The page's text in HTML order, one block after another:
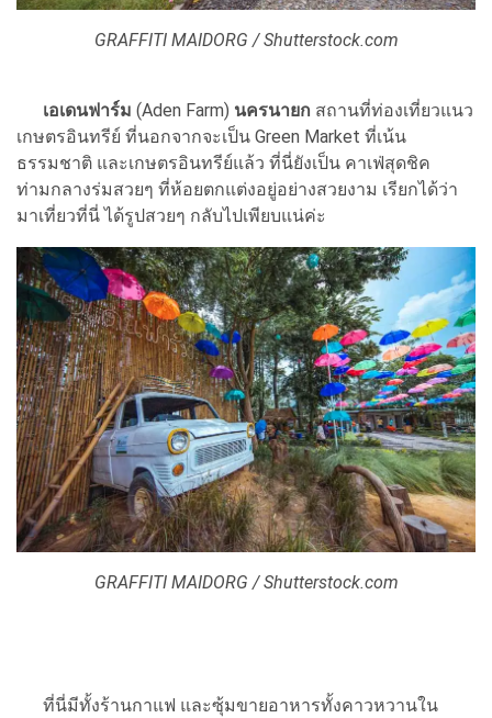
GRAFFITI MAIDORG / Shutterstock.com
เอเดนฟาร์ม (Aden Farm) นครนายก สถานที่ท่องเที่ยวแนว
เกษตรอินทรีย์ ที่นอกจากจะเป็น Green Market ที่เน้น
ธรรมชาติ และเกษตรอินทรีย์แล้ว ที่นี่ยังเป็น คาเฟ่สุดชิค
ท่ามกลางร่มสวยๆ ที่ห้อยตกแต่งอยู่อย่างสวยงาม เรียกได้ว่า
มาเที่ยวที่นี่ ได้รูปสวยๆ กลับไปเพียบแน่ค่ะ
GRAFFITI MAIDORG / Shutterstock.com
ที่นี่มีทั้งร้านกาแฟ และซุ้มขายอาหารทั้งคาวหวานใน